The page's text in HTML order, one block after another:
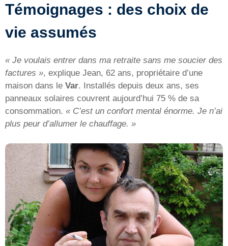
Témoignages : des choix de
vie assumés
« Je voulais entrer dans ma retraite sans me soucier des
factures », explique Jean, 62 ans, propriétaire d’une
maison dans le Var. Installés depuis deux ans, ses
panneaux solaires couvrent aujourd’hui 75 % de sa
consommation. « C’est un confort mental énorme. Je n’ai
plus peur d’allumer le chauffage. »